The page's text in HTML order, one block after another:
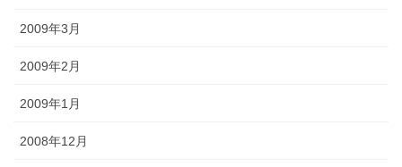
2009年3月
2009年2月
2009年1月
2008年12月